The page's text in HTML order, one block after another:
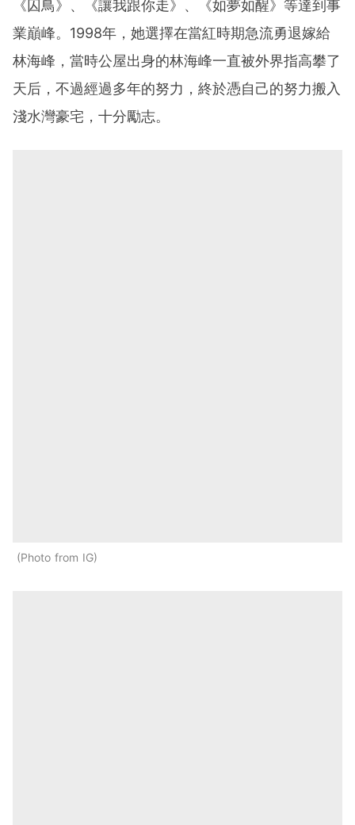
《囚鳥》、《讓我跟你走》、《如夢如醒》等達到事
業巔峰。1998年，她選擇在當紅時期急流勇退嫁給
林海峰，當時公屋出身的林海峰一直被外界指高攀了
天后，不過經過多年的努力，終於憑自己的努力搬入
淺水灣豪宅，十分勵志。
Photo from IG